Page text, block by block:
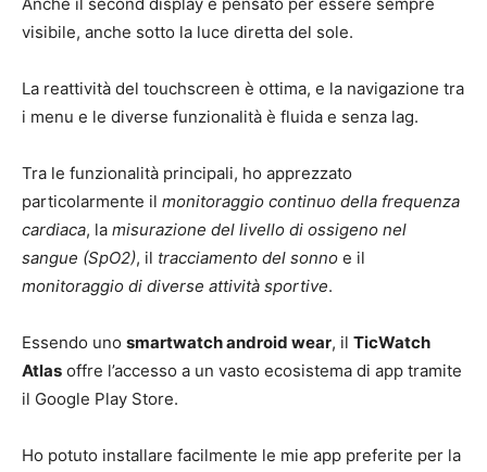
visibile, anche sotto la luce diretta del sole.
La reattività del touchscreen è ottima, e la navigazione tra
i menu e le diverse funzionalità è fluida e senza lag.
Tra le funzionalità principali, ho apprezzato
particolarmente il monitoraggio continuo della frequenza
cardiaca, la misurazione del livello di ossigeno nel
sangue (SpO2), il tracciamento del sonno e il
monitoraggio di diverse attività sportive.
Essendo uno smartwatch android wear, il TicWatch
Atlas offre l’accesso a un vasto ecosistema di app tramite
il Google Play Store.
Ho potuto installare facilmente le mie app preferite per la